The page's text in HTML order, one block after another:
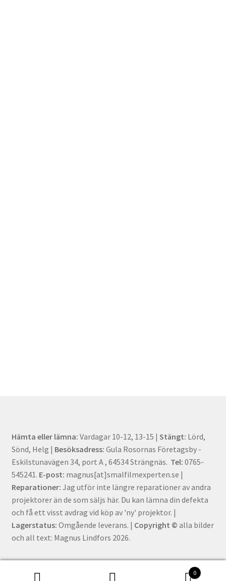
Hämta eller lämna: Vardagar 10-12, 13-15 | Stängt: Lörd,
Sönd, Helg | Besöksadress: Gula Rosornas Företagsby -
Eskilstunavägen 34, port A , 64534 Strängnäs. Tel: 0765-
545241. E-post: magnus[at]smalfilmexperten.se |
Reparationer: Jag utför inte längre reparationer av andra
projektorer än de som säljs här. Du kan lämna din defekta
och få ett visst avdrag vid köp av 'ny' projektor. |
Lagerstatus: Omgående leverans. | Copyright © alla bilder
och all text: Magnus Lindfors 2026.
0